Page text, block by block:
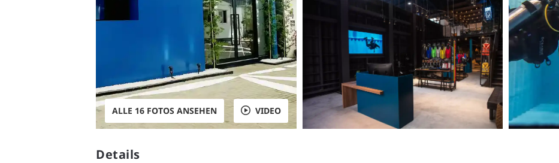
ALLE 16 FOTOS ANSEHEN VIDEO
Details